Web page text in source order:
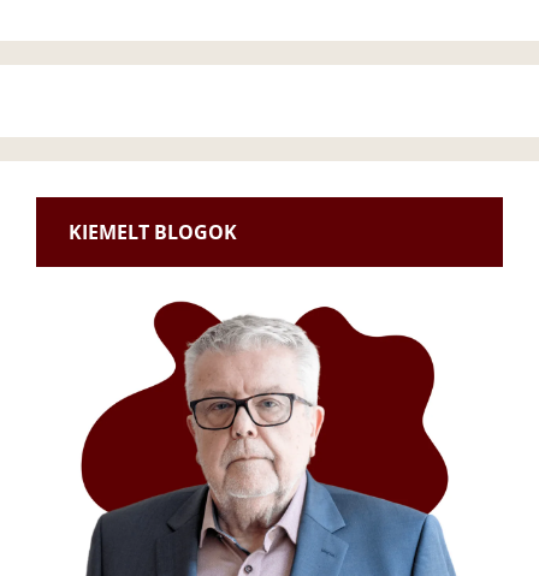
KIEMELT BLOGOK